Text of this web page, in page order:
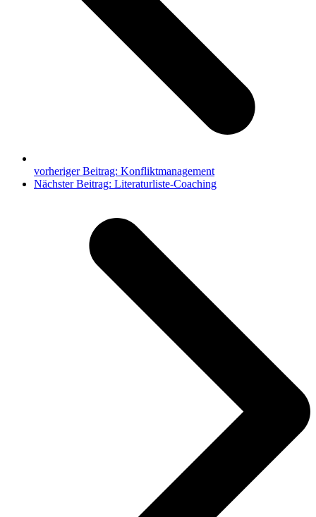
vorheriger Beitrag: Konfliktmanagement
Nächster Beitrag: Literaturliste-Coaching